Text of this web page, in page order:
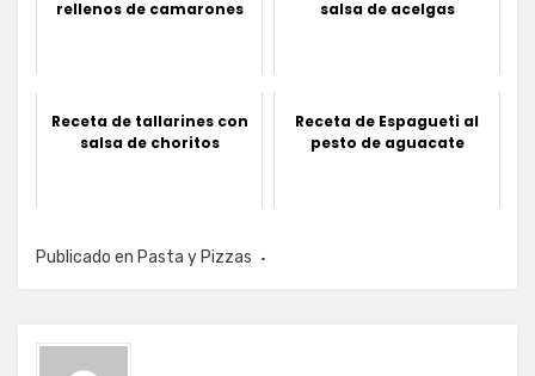
rellenos de camarones salsa de acelgas
Receta de tallarines con
salsa de choritos
Receta de Espagueti al
pesto de aguacate
Publicado en Pasta y Pizzas